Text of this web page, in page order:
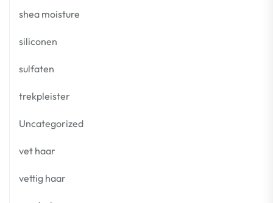
shea moisture
siliconen
sulfaten
trekpleister
Uncategorized
vet haar
vettig haar